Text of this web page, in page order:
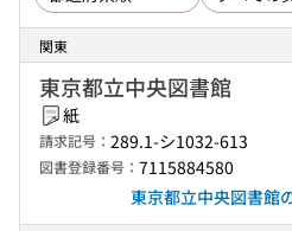
関東
東京都立中央図書館
紙
請求記号： 289.1-シ1032-613
図書登録番号： 7115884580
東京都立中央図書館